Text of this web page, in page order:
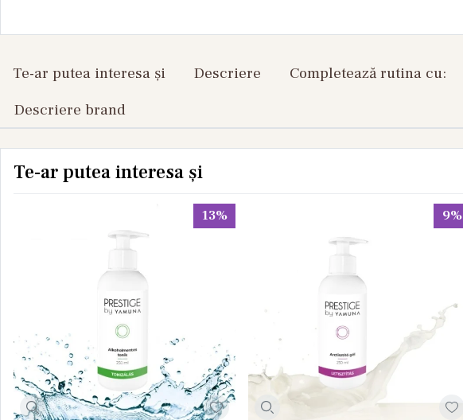
Te-ar putea interesa și Descriere Completează rutina cu:
Descriere brand
Te-ar putea interesa și
13% 9%